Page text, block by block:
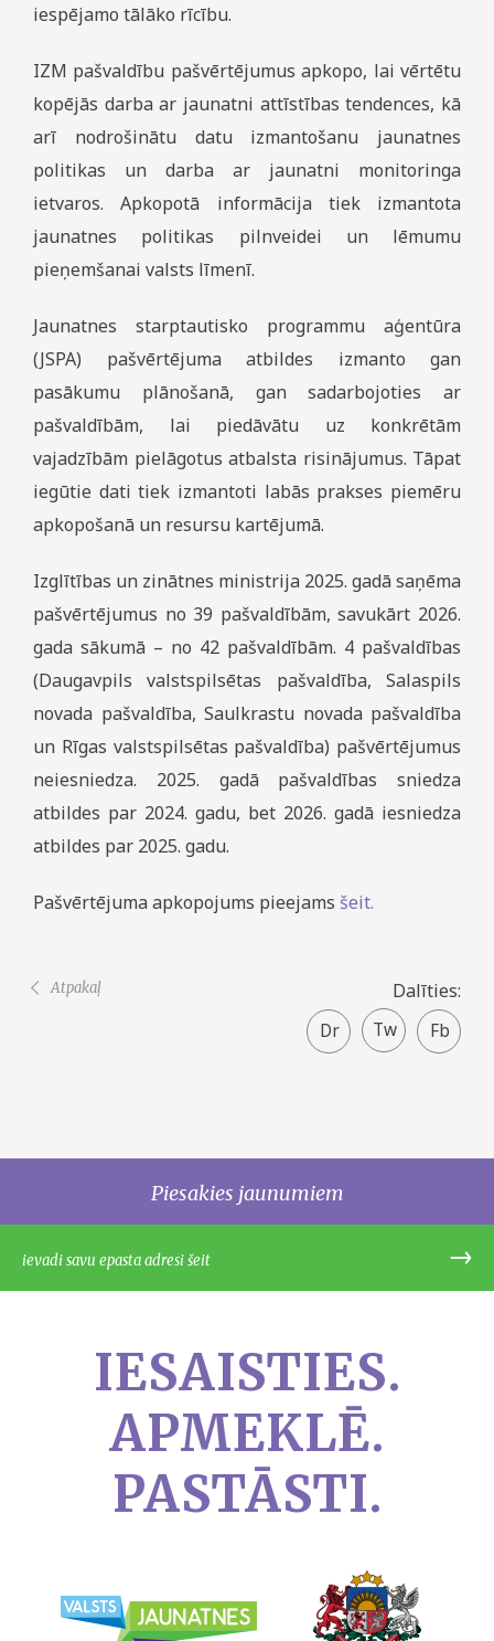
Dalīties:
Facebook
share
Twitter
iespējamo tālāko rīcību.
IZM pašvaldību pašvērtējumus apkopo, lai vērtētu
kopējās darba ar jaunatni attīstības tendences, kā
arī nodrošinātu datu izmantošanu jaunatnes
politikas un darba ar jaunatni monitoringa
ietvaros. Apkopotā informācija tiek izmantota
jaunatnes politikas pilnveidei un lēmumu
pieņemšanai valsts līmenī.
Jaunatnes starptautisko programmu aģentūra
(JSPA) pašvērtējuma atbildes izmanto gan
pasākumu plānošanā, gan sadarbojoties ar
pašvaldībām, lai piedāvātu uz konkrētām
vajadzībām pielāgotus atbalsta risinājumus. Tāpat
iegūtie dati tiek izmantoti labās prakses piemēru
apkopošanā un resursu kartējumā.
Izglītības un zinātnes ministrija 2025. gadā saņēma
pašvērtējumus no 39 pašvaldībām, savukārt 2026.
gada sākumā – no 42 pašvaldībām. 4 pašvaldības
(Daugavpils valstspilsētas pašvaldība, Salaspils
novada pašvaldība, Saulkrastu novada pašvaldība
un Rīgas valstspilsētas pašvaldība) pašvērtējumus
neiesniedza. 2025. gadā pašvaldības sniedza
atbildes par 2024. gadu, bet 2026. gadā iesniedza
atbildes par 2025. gadu.
Pašvērtējuma apkopojums pieejams šeit.
Atpakaļ
Piesakies jaunumiem
IESAISTIES.
APMEKLĒ.
PASTĀSTI.